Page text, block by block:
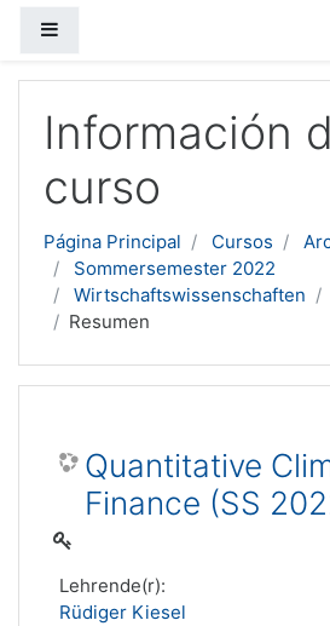
Información
curso
Página Principal Cursos
Sommersemester 2022
Wirtschaftswissenschaften
Resumen
Quantitative
Finance (SS
Lehrende(r):
Rüdiger Kiesel